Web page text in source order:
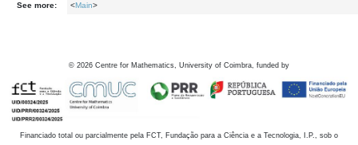
See more: <Main>
© 2026 Centre for Mathematics, University of Coimbra, funded by
Financiado total ou parcialmente pela FCT, Fundação para a Ciência e a Tecnologia, I.P., sob o